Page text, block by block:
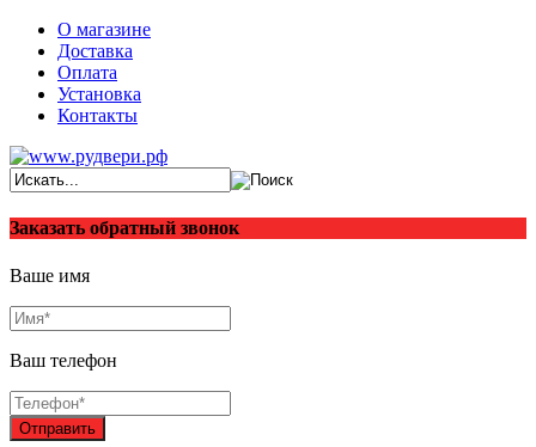
О магазине
Доставка
Оплата
Установка
Контакты
Заказать обратный звонок
Ваше имя
Ваш телефон
Отправить